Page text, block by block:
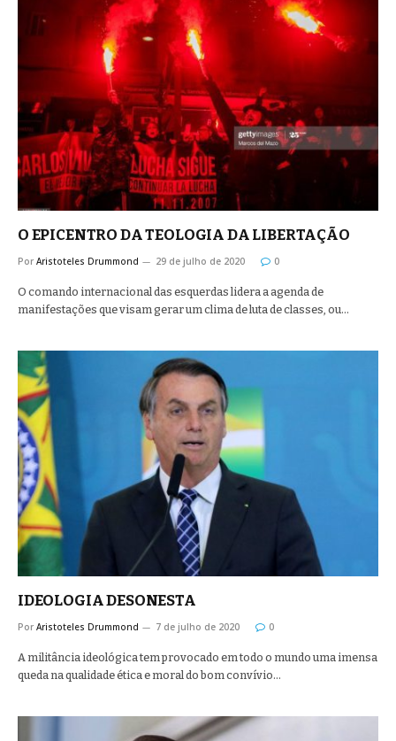
O EPICENTRO DA TEOLOGIA DA LIBERTAÇÃO
Por Aristoteles Drummond 29 de julho de 2020 0
O comando internacional das esquerdas lidera a agenda de
manifestações que visam gerar um clima de luta de classes, ou…
IDEOLOGIA DESONESTA
Por Aristoteles Drummond 7 de julho de 2020 0
A militância ideológica tem provocado em todo o mundo uma imensa
queda na qualidade ética e moral do bom convívio…